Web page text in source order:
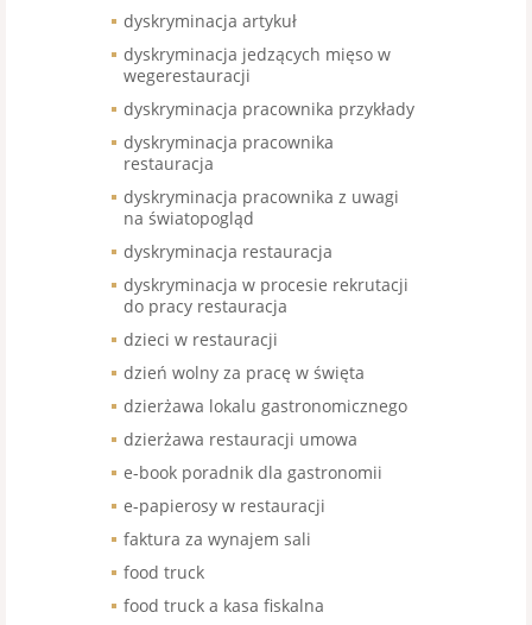
dyskryminacja artykuł
dyskryminacja jedzących mięso w
wegerestauracji
dyskryminacja pracownika przykłady
dyskryminacja pracownika
restauracja
dyskryminacja pracownika z uwagi
na światopogląd
dyskryminacja restauracja
dyskryminacja w procesie rekrutacji
do pracy restauracja
dzieci w restauracji
dzień wolny za pracę w święta
dzierżawa lokalu gastronomicznego
dzierżawa restauracji umowa
e-book poradnik dla gastronomii
e-papierosy w restauracji
faktura za wynajem sali
food truck
food truck a kasa fiskalna